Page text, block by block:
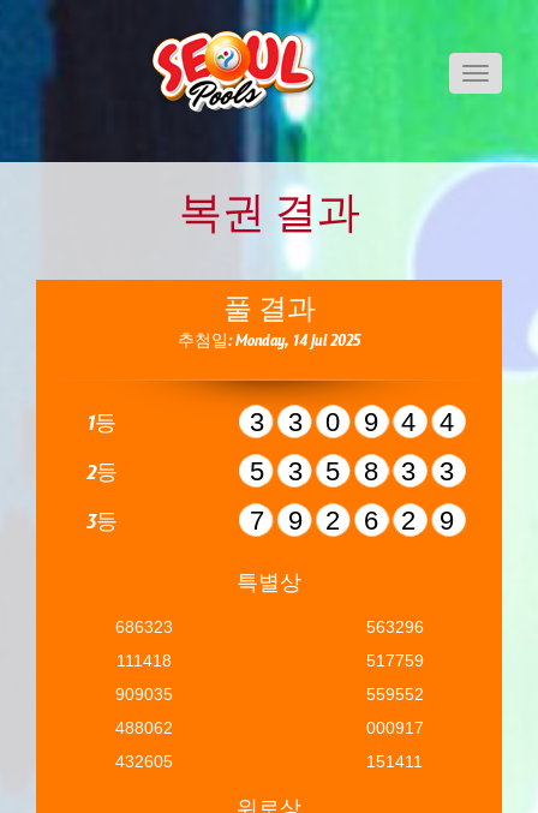
Toggle
복권 결과
풀 결과
추첨일: Monday, 14 Jul 2025
1등 330944
2등 535833
3등 792629
특별상
686323
111418
909035
488062
432605
563296
517759
559552
000917
151411
위로상